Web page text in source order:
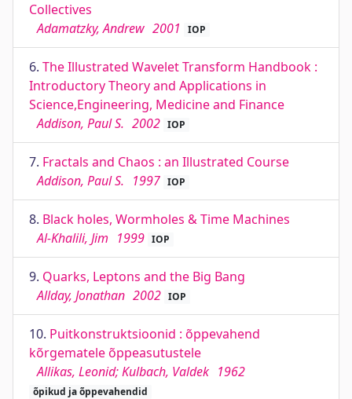
Collectives
Adamatzky, Andrew 2001 IOP
6. The Illustrated Wavelet Transform Handbook :
Introductory Theory and Applications in
Science,Engineering, Medicine and Finance
Addison, Paul S. 2002 IOP
7. Fractals and Chaos : an Illustrated Course
Addison, Paul S. 1997 IOP
8. Black holes, Wormholes & Time Machines
Al-Khalili, Jim 1999 IOP
9. Quarks, Leptons and the Big Bang
Allday, Jonathan 2002 IOP
10. Puitkonstruktsioonid : õppevahend
kõrgematele õppeasutustele
Allikas, Leonid; Kulbach, Valdek 1962
õpikud ja õppevahendid